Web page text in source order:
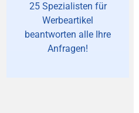
25 Spezialisten für
Werbeartikel
beantworten alle Ihre
Anfragen!